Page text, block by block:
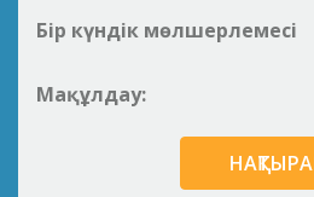
Бір күндік мөлшерлемесі
Мақұлдау:
НАҚТЫРАҚ